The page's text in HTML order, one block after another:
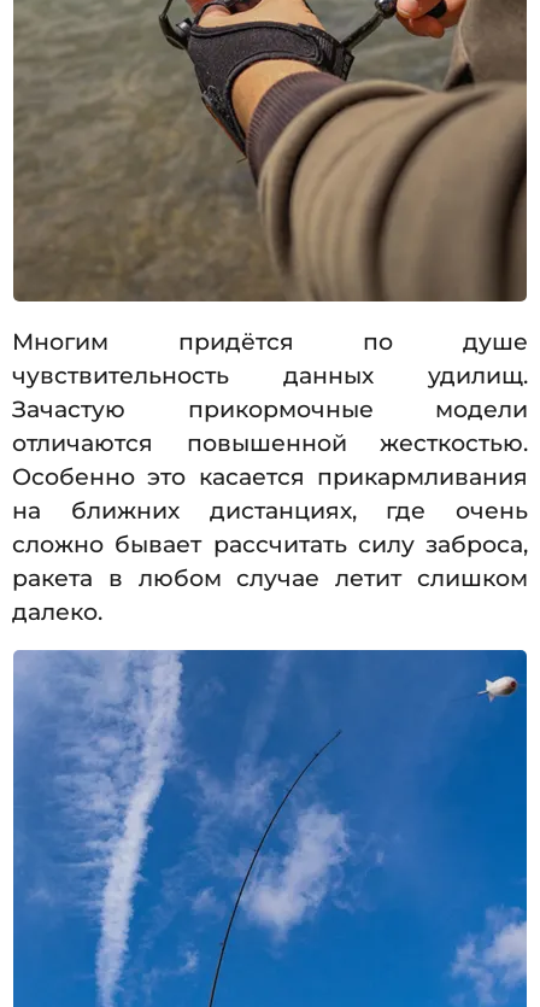
Многим придётся по душе
чувствительность данных удилищ.
Зачастую прикормочные модели
отличаются повышенной жесткостью.
Особенно это касается прикармливания
на ближних дистанциях, где очень
сложно бывает рассчитать силу заброса,
ракета в любом случае летит слишком
далеко.